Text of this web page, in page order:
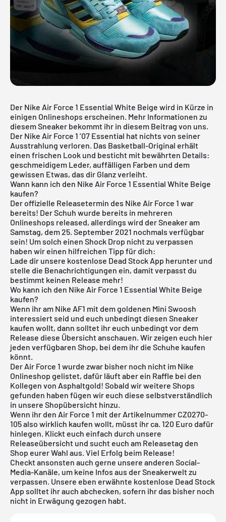
Der Nike Air Force 1 Essential White Beige wird in Kürze in
einigen Onlineshops erscheinen. Mehr Informationen zu
diesem Sneaker bekommt ihr in diesem Beitrag von uns.
Der Nike Air Force 1 ’07 Essential hat nichts von seiner
Ausstrahlung verloren. Das Basketball-Original erhält
einen frischen Look und besticht mit bewährten Details:
geschmeidigem Leder, auffälligen Farben und dem
gewissen Etwas, das dir Glanz verleiht.
Wann kann ich den Nike Air Force 1 Essential White Beige
kaufen?
Der offizielle Releasetermin des Nike Air Force 1 war
bereits! Der Schuh wurde bereits in mehreren
Onlineshops released, allerdings wird der Sneaker am
Samstag, dem 25. September 2021 nochmals verfügbar
sein! Um solch einen Shock Drop nicht zu verpassen
haben wir einen hilfreichen Tipp für dich:
Lade dir unsere kostenlose Dead Stock App herunter und
stelle die Benachrichtigungen ein, damit verpasst du
bestimmt keinen Release mehr!
Wo kann ich den Nike Air Force 1 Essential White Beige
kaufen?
Wenn ihr am Nike AF1 mit dem goldenen Mini Swoosh
interessiert seid und euch unbedingt diesen Sneaker
kaufen wollt, dann solltet ihr euch unbedingt vor dem
Release diese Übersicht anschauen. Wir zeigen euch hier
jeden verfügbaren Shop, bei dem ihr die Schuhe kaufen
könnt.
Der Air Force 1 wurde zwar bisher noch nicht im Nike
Onlineshop gelistet, dafür läuft aber ein Raffle bei den
Kollegen von Asphaltgold! Sobald wir weitere Shops
gefunden haben fügen wir euch diese selbstverständlich
in unsere Shopübersicht hinzu.
Wenn ihr den Air Force 1 mit der Artikelnummer CZ0270-
105 also wirklich kaufen wollt, müsst ihr ca. 120 Euro dafür
hinlegen. Klickt euch einfach durch unsere
Releaseübersicht und sucht euch am Releasetag den
Shop eurer Wahl aus. Viel Erfolg beim Release!
Checkt ansonsten auch gerne unsere anderen Social-
Media-Kanäle, um keine Infos aus der Sneakerwelt zu
verpassen. Unsere eben erwähnte kostenlose Dead Stock
App solltet ihr auch abchecken, sofern ihr das bisher noch
nicht in Erwägung gezogen habt.